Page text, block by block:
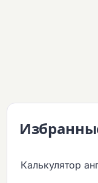
Калькулятор